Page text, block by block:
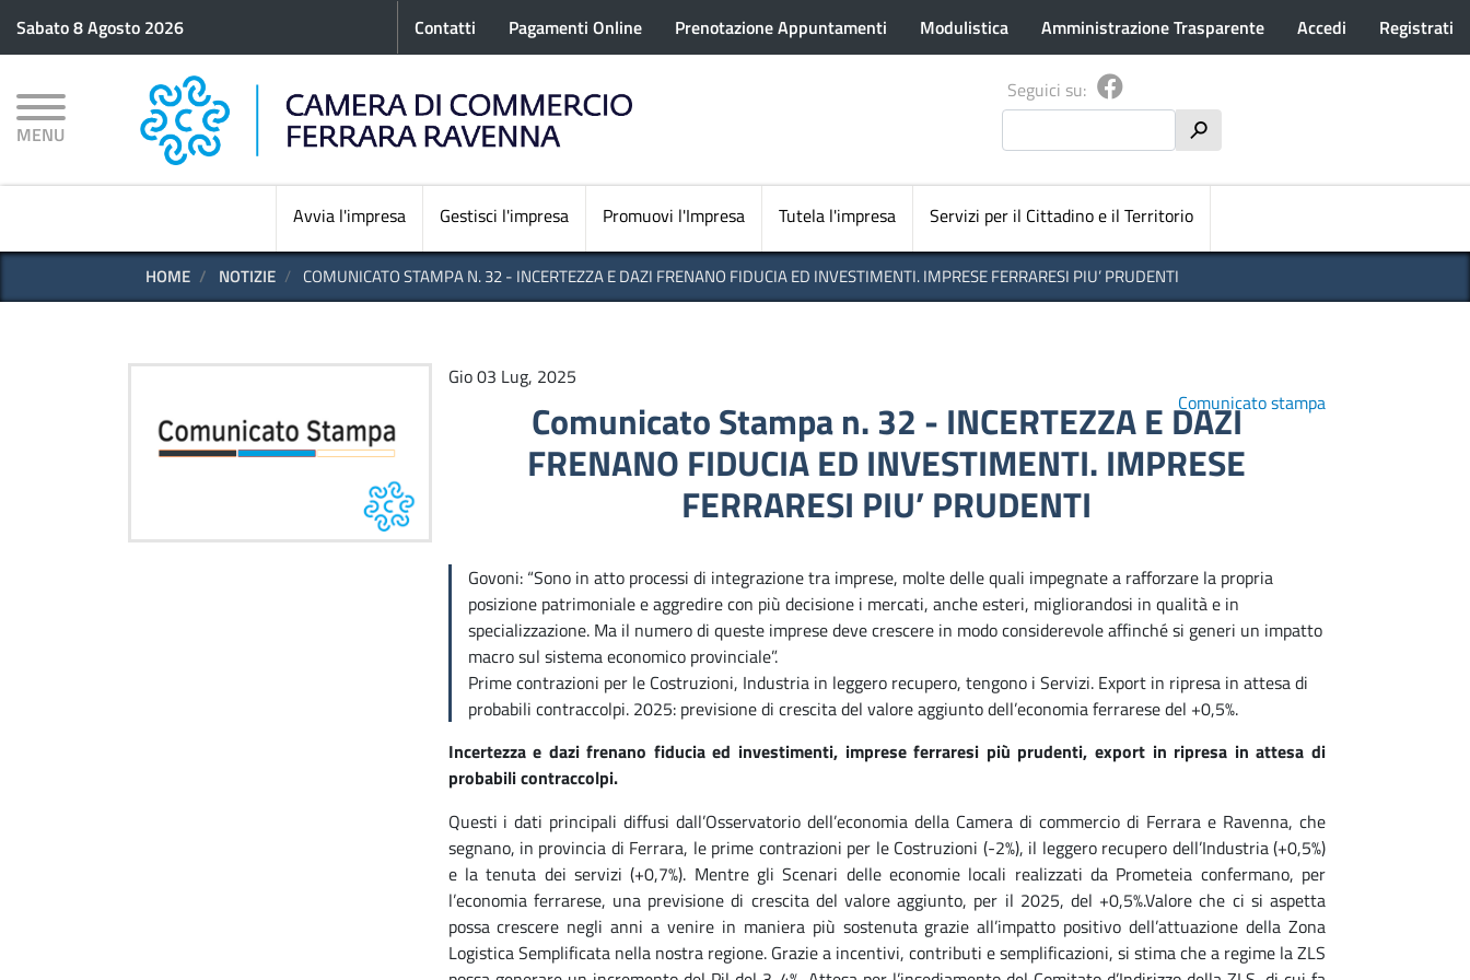
Salta
al
Sabato 8 Agosto 2026 Menu profilo utente
Contatti Pagamenti Online Prenotazione Appuntamenti Modulistica Amministrazione Trasparente Accedi Registrati
MENU
Seguici su:
h
Navigazione principale
Avvia l'impresa Gestisci l'impresa Promuovi l'Impresa Tutela l'impresa Servizi per il Cittadino e il Territorio
HOME NOTIZIE COMUNICATO STAMPA N. 32 - INCERTEZZA E DAZI FRENANO FIDUCIA ED INVESTIMENTI. IMPRESE FERRARESI PIU’ PRUDENTI
Gio 03 Lug, 2025
Comunicato Stampa n. 32 - INCERTEZZA E DAZI
FRENANO FIDUCIA ED INVESTIMENTI. IMPRESE
FERRARESI PIU’ PRUDENTI
Comunicato stampa
Govoni: “Sono in atto processi di integrazione tra imprese, molte delle quali impegnate a rafforzare la propria
posizione patrimoniale e aggredire con più decisione i mercati, anche esteri, migliorandosi in qualità e in
specializzazione. Ma il numero di queste imprese deve crescere in modo considerevole affinché si generi un impatto
macro sul sistema economico provinciale”.
Prime contrazioni per le Costruzioni, Industria in leggero recupero, tengono i Servizi. Export in ripresa in attesa di
probabili contraccolpi. 2025: previsione di crescita del valore aggiunto dell’economia ferrarese del +0,5%.
Incertezza e dazi frenano fiducia ed investimenti, imprese ferraresi più prudenti, export in ripresa in attesa di
probabili contraccolpi.
Questi i dati principali diffusi dall’Osservatorio dell’economia della Camera di commercio di Ferrara e Ravenna, che
segnano, in provincia di Ferrara, le prime contrazioni per le Costruzioni (-2%), il leggero recupero dell’Industria (+0,5%)
e la tenuta dei servizi (+0,7%). Mentre gli Scenari delle economie locali realizzati da Prometeia confermano, per
l’economia ferrarese, una previsione di crescita del valore aggiunto, per il 2025, del +0,5%.Valore che ci si aspetta
possa crescere negli anni a venire in maniera più sostenuta grazie all’impatto positivo dell’attuazione della Zona
Logistica Semplificata nella nostra regione. Grazie a incentivi, contributi e semplificazioni, si stima che a regime la ZLS